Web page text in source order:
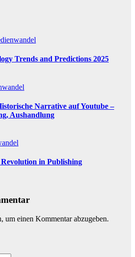
Trends and Predictions 2025
Narrative auf Youtube –
Aushandlung
in Publishing
um einen Kommentar abzugeben.